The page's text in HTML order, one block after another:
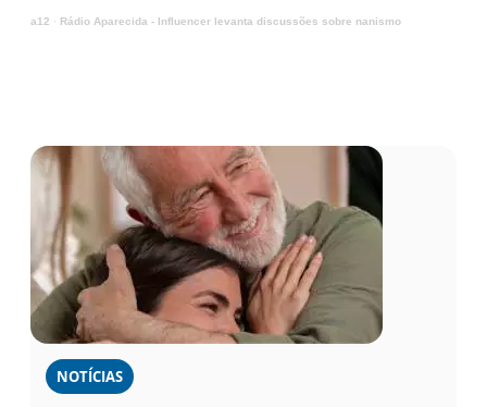
a12 · Rádio Aparecida - Influencer levanta discussões sobre nanismo
NOTÍCIAS